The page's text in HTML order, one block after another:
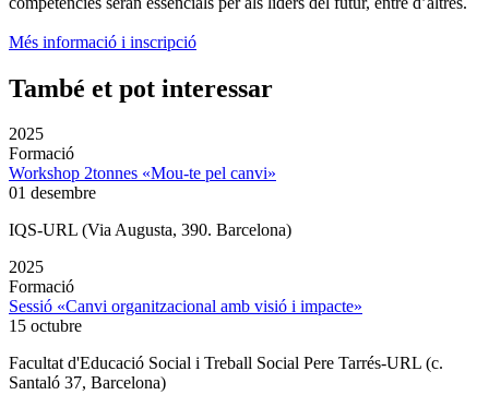
Més informació i inscripció
També et pot interessar
2025
Formació
Workshop 2tonnes «Mou-te pel canvi»
01 desembre
IQS-URL (Via Augusta, 390. Barcelona)
2025
Formació
Sessió «Canvi organitzacional amb visió i impacte»
15 octubre
Facultat d'Educació Social i Treball Social Pere Tarrés-URL (c.
Santaló 37, Barcelona)